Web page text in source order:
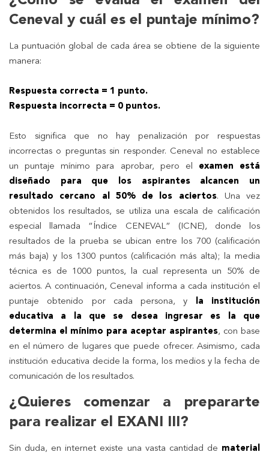
Ceneval y cuál es el puntaje mínimo?
La puntuación global de cada área se obtiene de la siguiente
manera:
Respuesta correcta = 1 punto.
Respuesta incorrecta = 0 puntos.
Esto significa que no hay penalización por respuestas
incorrectas o preguntas sin responder. Ceneval no establece
un puntaje mínimo para aprobar, pero el examen está
diseñado para que los aspirantes alcancen un
resultado cercano al 50% de los aciertos. Una vez
obtenidos los resultados, se utiliza una escala de calificación
especial llamada “Índice CENEVAL” (ICNE), donde los
resultados de la prueba se ubican entre los 700 (calificación
más baja) y los 1300 puntos (calificación más alta); la media
técnica es de 1000 puntos, la cual representa un 50% de
aciertos. A continuación, Ceneval informa a cada institución el
puntaje obtenido por cada persona, y
la institución
educativa a la que se desea ingresar es la que
determina el mínimo para aceptar aspirantes, con base
en el número de lugares que puede ofrecer. Asimismo, cada
institución educativa decide la forma, los medios y la fecha de
comunicación de los resultados.
¿Quieres comenzar a prepararte
para realizar el EXANI III?
Sin duda, en internet existe una vasta cantidad de material